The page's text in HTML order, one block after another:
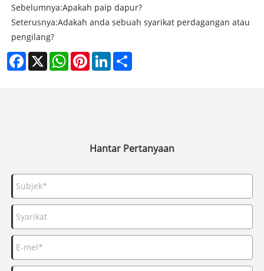
Sebelumnya:Apakah paip dapur?
Seterusnya:Adakah anda sebuah syarikat perdagangan atau
pengilang?
Facebook
X WhatsAppPinterestLinkedIn
Hantar Pertanyaan